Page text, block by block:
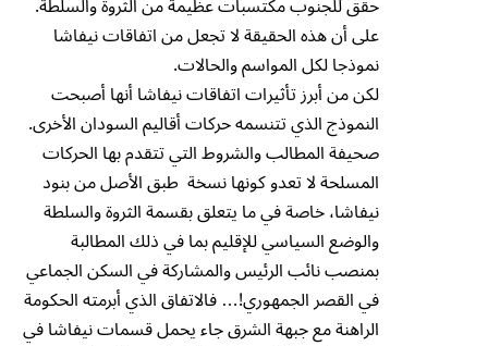
على أن هذه الحقيقة لا تجعل من اتفاقات نيفاشا
نموذجا لكل المواسم والحالات.
لكن من أبرز تأثيرات اتفاقات نيفاشا أنها أصبحت
النموذج الذي تتنسمه حركات أقاليم السودان الأخرى.
صحيفة المطالب والشروط التي تتقدم بها الحركات
المسلحة لا تعدو كونها نسخة طبق الأصل من بنود
نيفاشا، خاصة في ما يتعلق بقسمة الثروة والسلطة
والوضع السياسي للإقليم بما في ذلك المطالبة
بمنصب نائب الرئيس والمشاركة في السكن الجماعي
في القصر الجمهوري!… فالاتفاق الذي أبرمته الحكومة
الراهنة مع جبهة الشرق جاء يحمل قسمات نيفاشا في